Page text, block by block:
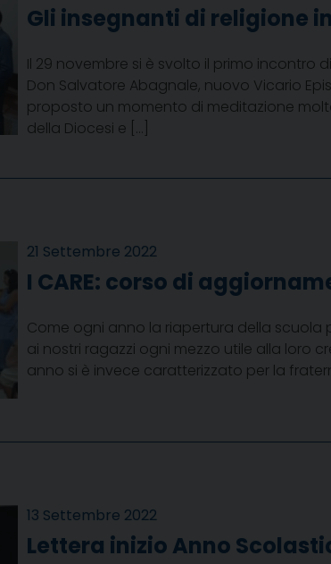
Gli insegnanti di religione
Il 29 novembre si è svolto il primo incontro
Don Salvatore Abagnale, nuovo Vicario
proposto un momento di meditazione
della Diocesi e […]
21 Settembre 2022
I CARE: corso di
Come ogni anno la riapertura della scuola
ai nostri ragazzi ogni mezzo utile alla loro
anno si è invece caratterizzato per la
13 Settembre 2022
Lettera inizio Anno